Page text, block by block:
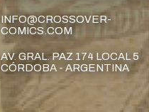
INFO@CROSSOVER-
COMICS.COM
AV. GRAL. PAZ 174 LOCAL 5
CÓRDOBA - ARGENTINA